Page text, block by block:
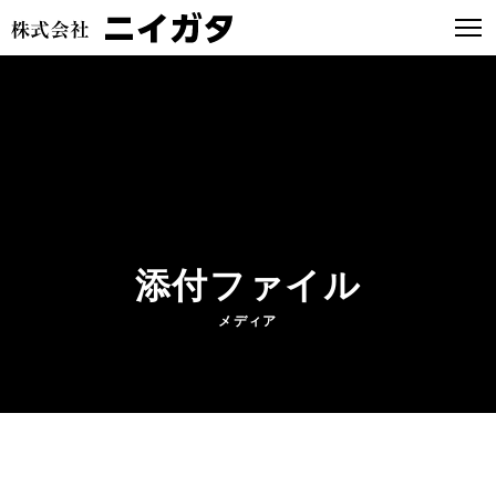
添付ファイル
メディア